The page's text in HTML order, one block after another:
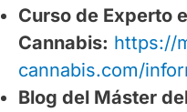
Curso de Experto
Cannabis: https://
cannabis.com/
Blog del Máster